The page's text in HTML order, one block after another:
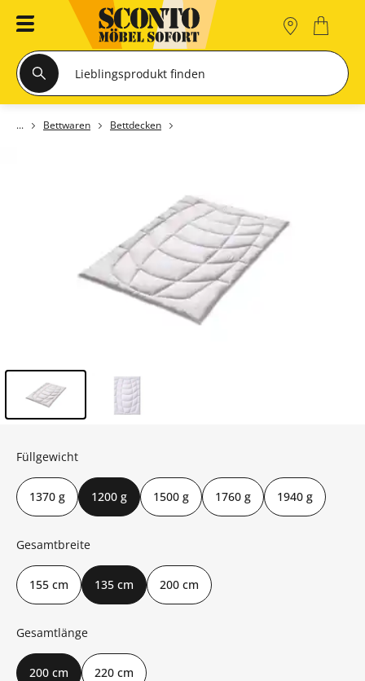
Bettwaren Bettdecken
Füllgewicht
1370 g 1200 g 1500 g 1760 g 1940 g
Gesamtbreite
155 cm 135 cm 200 cm
Gesamtlänge
200 cm 220 cm